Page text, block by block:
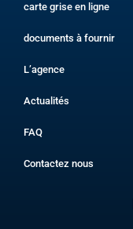
carte grise en ligne
documents à fournir
L’agence
Actualités
FAQ
Contactez nous